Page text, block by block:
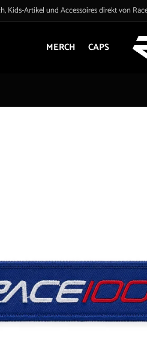
Kids-Artikel und Accessoires direkt von
MERCH CAPS